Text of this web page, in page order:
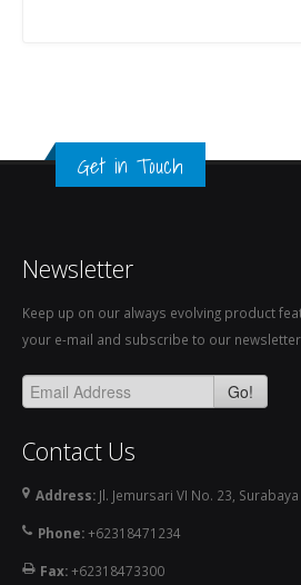
Get in Touch
Newsletter
Keep up on our always evolving product
your e-mail and subscribe to our
Go!
Contact Us
Address: Jl. Jemursari VI No. 23,
Phone:+62318471234
Fax:+62318473300